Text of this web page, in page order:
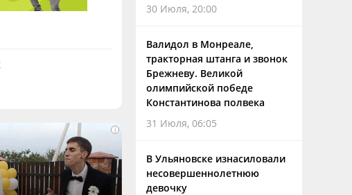
i
30 Июля, 20:00
Валидол в Монреале,
тракторная штанга и звонок
Брежневу. Великой
олимпийской победе
Константинова полвека
31 Июля, 06:05
В Ульяновске изнасиловали
несовершеннолетнюю
девочку